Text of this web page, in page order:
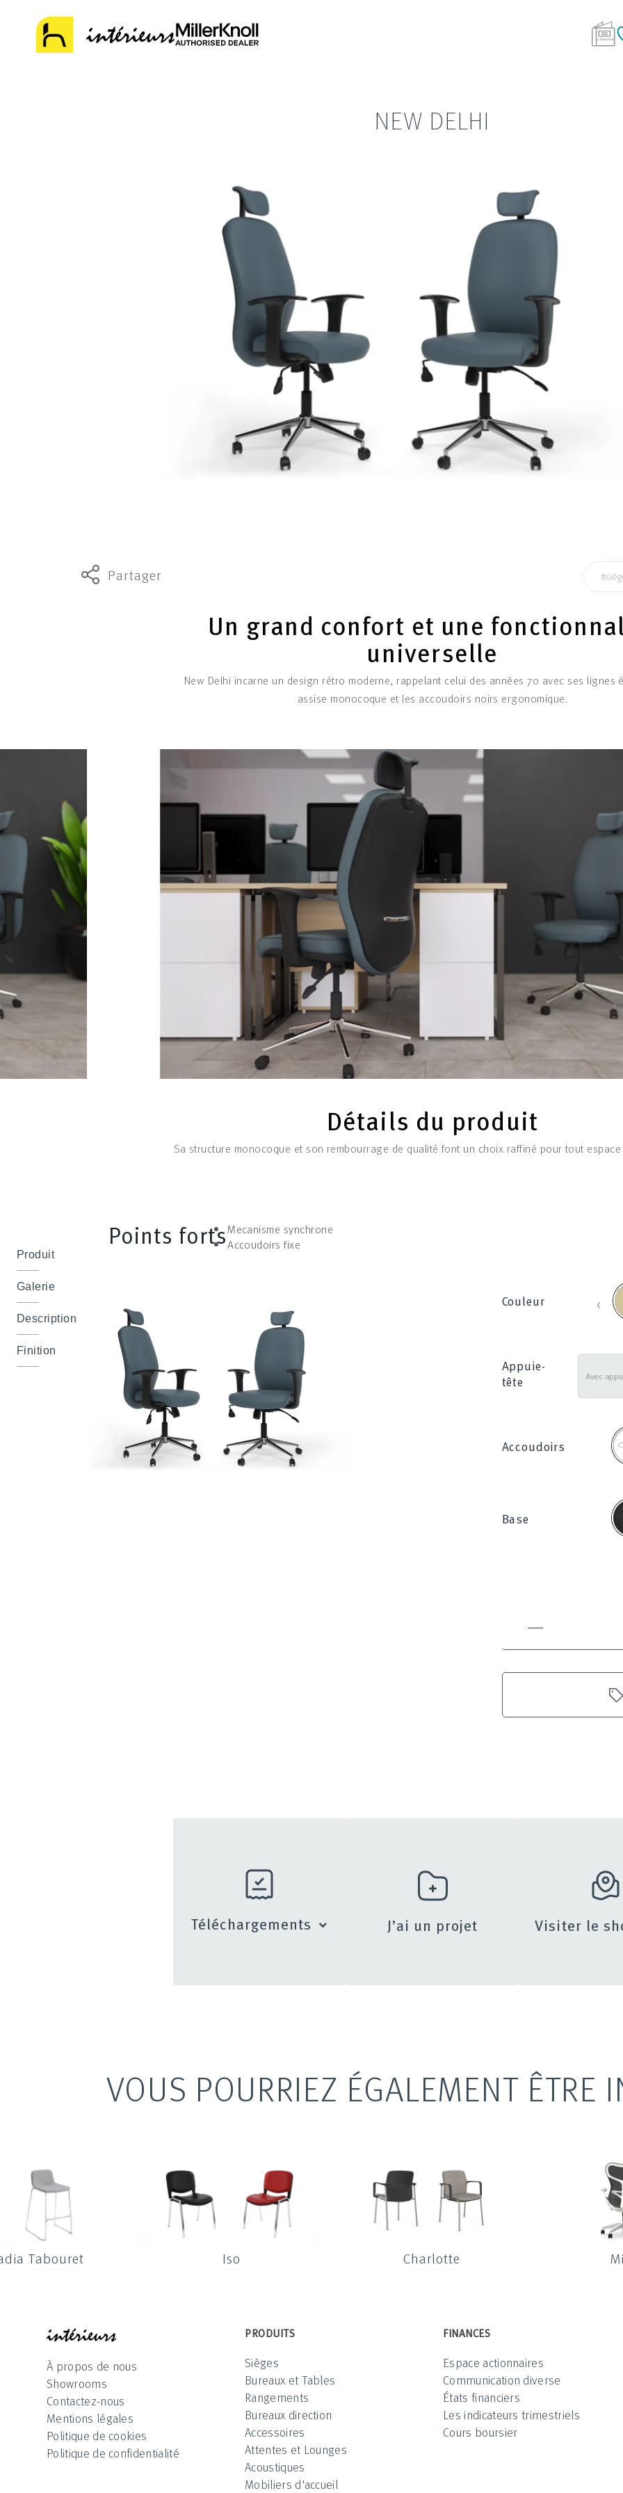
Produit
Galerie
Description
Finition
NEW DELHI
Partager
Un grand confort et une
universelle
New Delhi incarne un design rétro moderne, rappelant celui des années 70 avec ses lignes
assise monocoque et les accoudoirs noirs ergonomique.
Détails du produit
Sa structure monocoque et son rembourrage de qualité font un choix raffiné pour tout
Points fortsMecanisme synchrone
Accoudoirs fixe
Couleur
_
‹
Appuie-
tête
Accoudoirs
Base
Téléchargements J’ai un projet Visiter le
VOUS POURRIEZ ÉGALEMENT ÊTRE
Tabouret Iso Charlotte
À propos de nous
Showrooms
Contactez-nous
Mentions légales
Politique de cookies
Politique de confidentialité
PRODUITS
Sièges
Bureaux et Tables
Rangements
Bureaux direction
Accessoires
Attentes et Lounges
Acoustiques
Mobiliers d'accueil
FINANCES
Espace actionnaires
Communication diverse
États financiers
Les indicateurs trimestriels
Cours boursier